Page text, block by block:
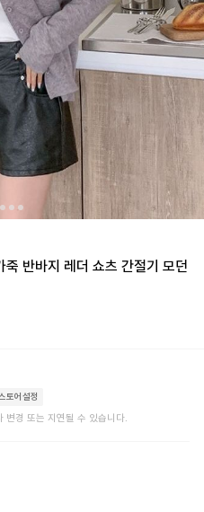
반바지 레더 쇼츠 간절기 모던
토어설정
변경 또는 지연될 수 있습니다.